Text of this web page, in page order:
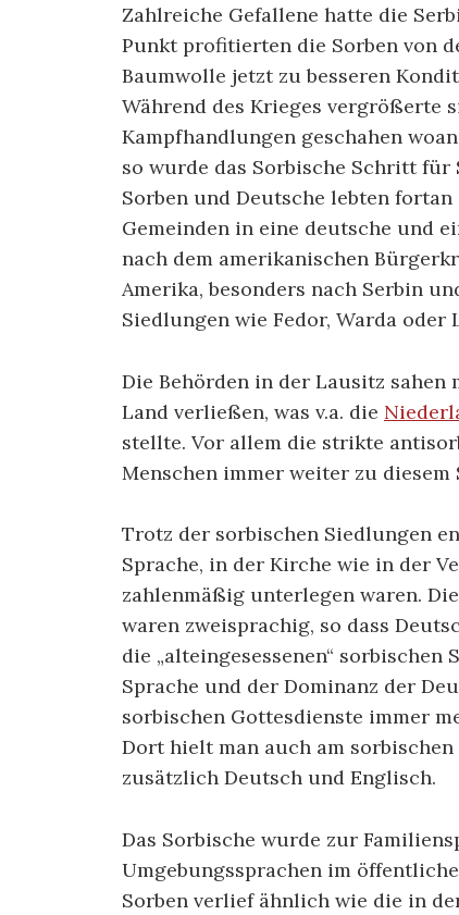
Zahlreiche Gefallene hatte die
Punkt profitierten die Sorben von
Baumwolle jetzt zu besseren
Während des Krieges vergrößerte
Kampfhandlungen geschahen
so wurde das Sorbische Schritt
Sorben und Deutsche lebten
Gemeinden in eine deutsche und
nach dem amerikanischen
Amerika, besonders nach Serbin
Siedlungen wie Fedor, Warda oder
Die Behörden in der Lausitz sahen
Land verließen, was v.a. die
stellte. Vor allem die strikte
Menschen immer weiter zu diesem
Trotz der sorbischen Siedlungen
Sprache, in der Kirche wie in der
zahlenmäßig unterlegen waren.
waren zweisprachig, so dass
die „alteingesessenen“
Sprache und der Dominanz der
sorbischen Gottesdienste immer
Dort hielt man auch am
zusätzlich Deutsch und Englisch.
Das Sorbische wurde zur
Umgebungssprachen im
Sorben verlief ähnlich wie die in